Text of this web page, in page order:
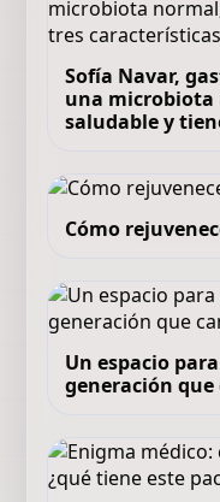
Sofía Navar,
una microbiota
saludable y
Cómo
Un espacio
generación